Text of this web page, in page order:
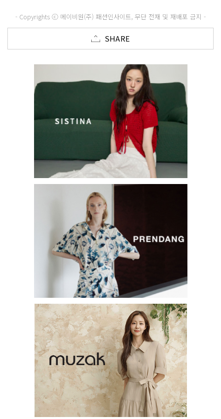
- Copyrights ⓒ 메이비원(주) 패션인사이트, 무단 전재 및 재배포 금지 -
SHARE